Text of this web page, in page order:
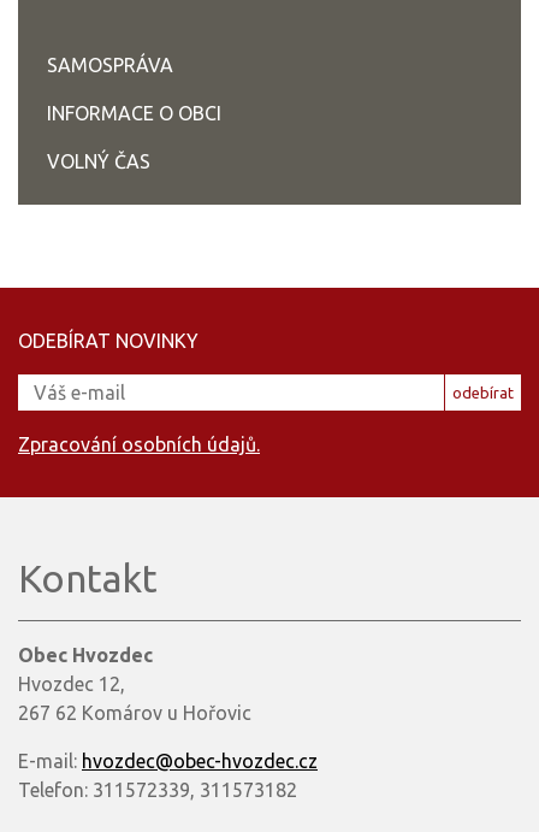
SAMOSPRÁVA
INFORMACE O OBCI
VOLNÝ ČAS
ODEBÍRAT NOVINKY
odebírat
Zpracování osobních údajů.
Kontakt
Obec Hvozdec
Hvozdec 12,
267 62 Komárov u Hořovic
E-mail: hvozdec@obec-hvozdec.cz
Telefon: 311572339, 311573182